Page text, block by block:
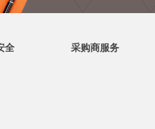
全 采购商服务